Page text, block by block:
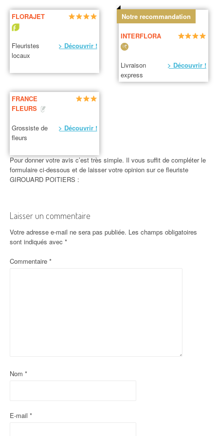
FLORAJET
Fleuristes
locaux
> Découvrir !
Notre recommandation
INTERFLORA
Livraison
express
> Découvrir !
FRANCE
FLEURS
Grossiste de
fleurs
> Découvrir !
Pour donner votre avis c’est très simple. Il vous suffit de compléter le
formulaire ci-dessous et de laisser votre opinion sur ce fleuriste
GIROUARD POITIERS :
Laisser un commentaire
Votre adresse e-mail ne sera pas publiée. Les champs obligatoires
sont indiqués avec *
Commentaire *
Nom *
E-mail *